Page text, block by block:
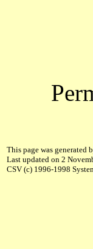
This page was generated
Last updated on 2
CSV (c) 1996-1998